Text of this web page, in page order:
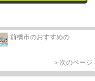
前橋市のおすすめの...
＞次のページ